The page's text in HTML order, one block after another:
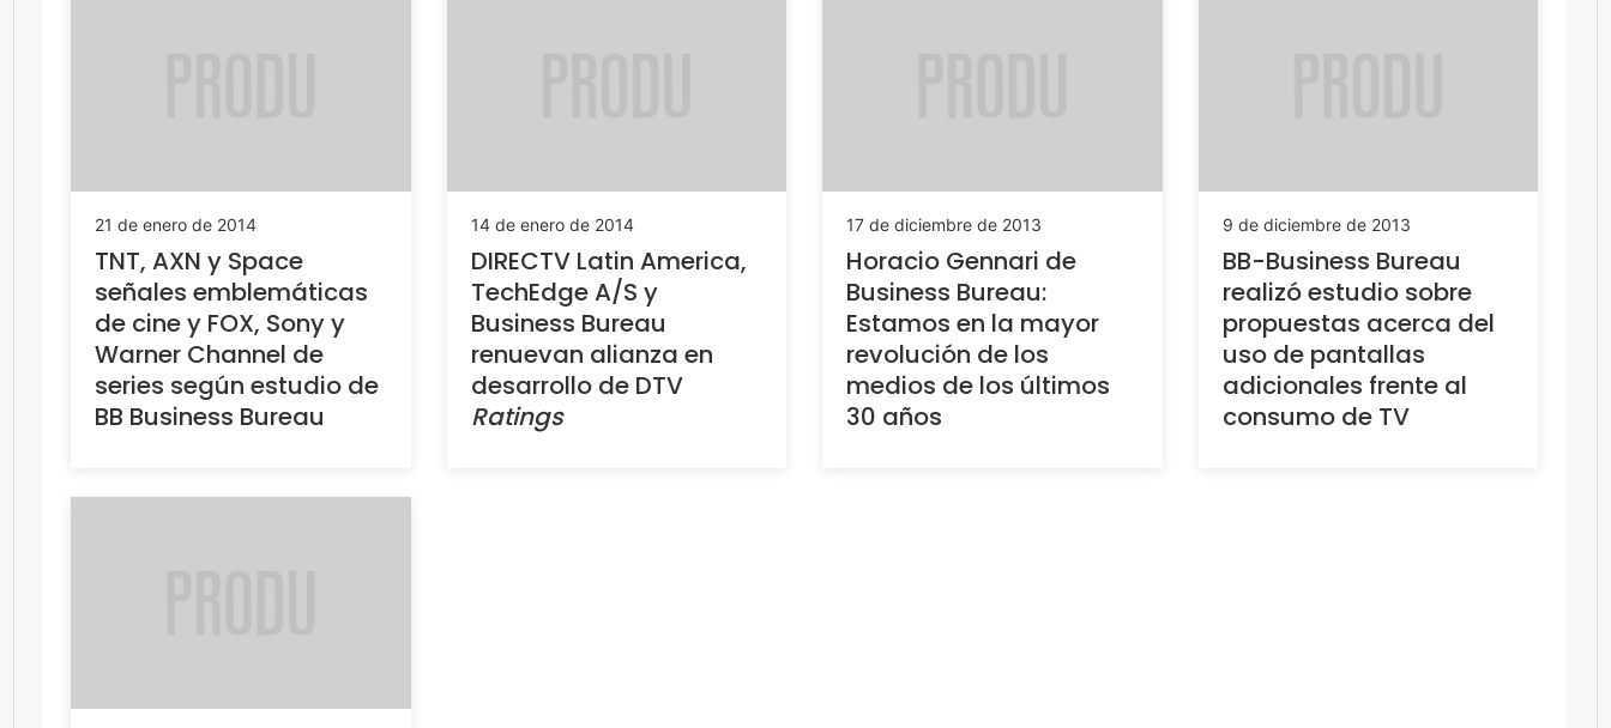
21 de enero de 2014
TNT, AXN y Space
señales emblemáticas
de cine y FOX, Sony y
Warner Channel de
series según estudio de
BB Business Bureau
14 de enero de 2014
DIRECTV Latin America,
TechEdge A/S y
Business Bureau
renuevan alianza en
desarrollo de DTV
Ratings
17 de diciembre de 2013
Horacio Gennari de
Business Bureau:
Estamos en la mayor
revolución de los
medios de los últimos
30 años
9 de diciembre de 2013
BB-Business Bureau
realizó estudio sobre
propuestas acerca del
uso de pantallas
adicionales frente al
consumo de TV